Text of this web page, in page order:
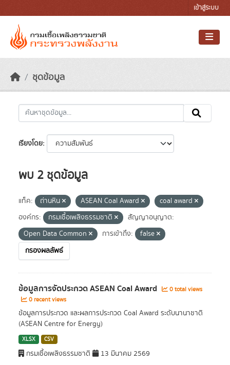
เข้าสู่ระบบ
ชุดข้อมูล
เรียงโดย
พบ 2 ชุดข้อมูล
แท็ค: ถ่านหิน ASEAN Coal Award
coal award
องค์กร:
กรมเชื้อเพลิงธรรมชาติ
สัญญาอนุญาต:
Open Data Common
การเข้าถึง:
false
กรองผลลัพธ์
ข้อมูลการจัดประกวด ASEAN Coal Award
0 total views
0 recent views
ข้อมูลการประกวด และผลการประกวด Coal Award ระดับนานาชาติ
(ASEAN Centre for Energy)
XLSX CSV
กรมเชื้อเพลิงธรรมชาติ 13 มีนาคม 2569